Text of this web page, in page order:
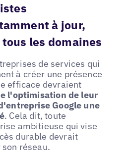
à jour,
tous les domaines
de services qui
à créer une présence
efficace devraient
l'optimisation de leur
Google une
. Cela dit, toute
ambitieuse qui vise
durable devrait
réseau.